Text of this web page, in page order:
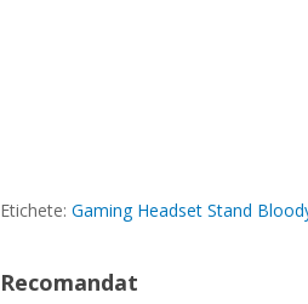
Etichete: Gaming Headset Stand
Recomandat